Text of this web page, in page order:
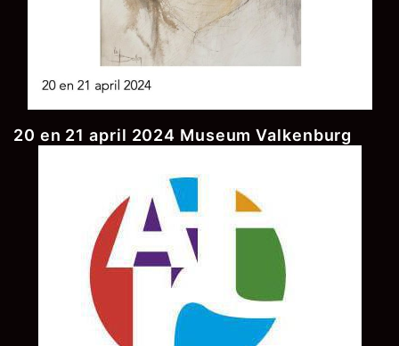
20 en 21 april 2024 Museum Valkenburg